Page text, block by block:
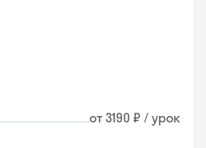
от 3190 ₽ / урок